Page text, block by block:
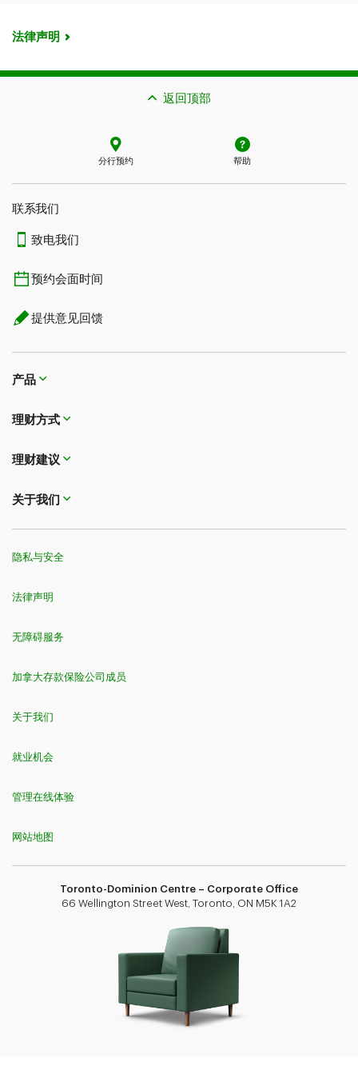
法律声明
返回顶部
分行预约 帮助
联系我们​​​​​​​
致电我们
预约会面时间
提供意见回馈
产品
理财方式
理财建议
关于我们
隐私与安全
法律声明
无障碍服务
加拿大存款保险公司成员
关于我们
就业机会
管理在线体验
网站地图
Toronto-Dominion Centre – Corporate Office
66 Wellington Street West, Toronto, ON M5K 1A2